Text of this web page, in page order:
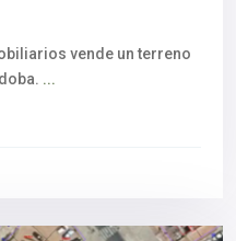
vende un terreno
...